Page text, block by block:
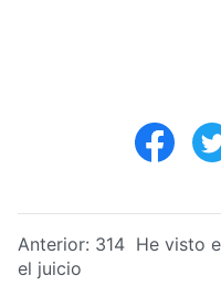
Anterior: 314 He visto
el juicio